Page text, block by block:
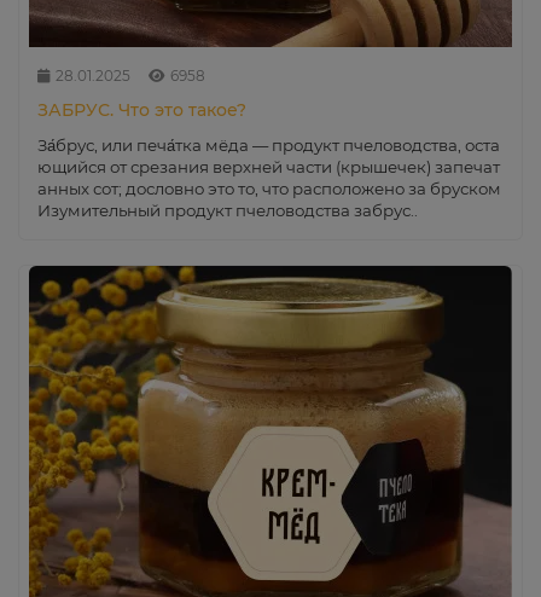
28.01.2025 6958
ЗАБРУС. Что это такое?
За́брус, или печа́тка мёда — продукт пчеловодства, оста
ющийся от срезания верхней части (крышечек) запечат
анных сот; дословно это то, что расположено за бруском
Изумительный продукт пчеловодства забрус..